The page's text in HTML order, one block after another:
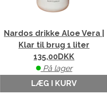
Nardos drikke Aloe Vera |
Klar til brug 1 liter
135,00DKK
På lager
LÆG I KURV